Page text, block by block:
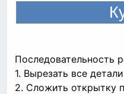
Последовательность
1. Вырезать все
2. Сложить открытку